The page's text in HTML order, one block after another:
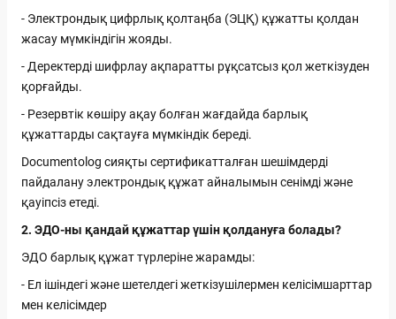
- Электрондық цифрлық қолтаңба (ЭЦҚ) құжатты қолдан
жасау мүмкіндігін жояды.
- Деректерді шифрлау ақпаратты рұқсатсыз қол жеткізуден
қорғайды.
- Резервтік көшіру ақау болған жағдайда барлық
құжаттарды сақтауға мүмкіндік береді.
Documentolog сияқты сертификатталған шешімдерді
пайдалану электрондық құжат айналымын сенімді және
қауіпсіз етеді.
2. ЭДО-ны қандай құжаттар үшін қолдануға болады?
ЭДО барлық құжат түрлеріне жарамды:
- Ел ішіндегі және шетелдегі жеткізушілермен келісімшарттар
мен келісімдер